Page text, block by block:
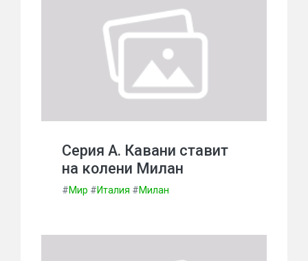
Серия А. Кавани ставит
на колени Милан
#Мир #Италия #Милан